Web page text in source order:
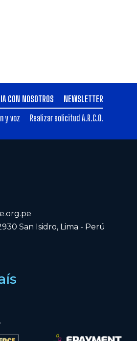
CON NOSOTROS
NEWSLETTER
y voz Realizar solicitud A.R.C.O.
San Isidro, Lima - Perú